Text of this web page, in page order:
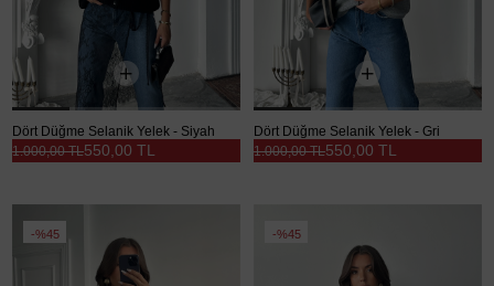
Dört Düğme Selanik Yelek - Siyah
550,00 TL
1.000,00 TL
Dört Düğme Selanik Yelek - Gri
550,00 TL
1.000,00 TL
%45 %45